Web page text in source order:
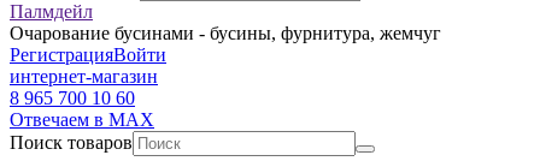
Палмдейл
Очарование бусинами - бусины, фурнитура, жемчуг
РегистрацияВойти
интернет-магазин
8 965 700 10 60
Отвечаем в MAX
Поиск товаров